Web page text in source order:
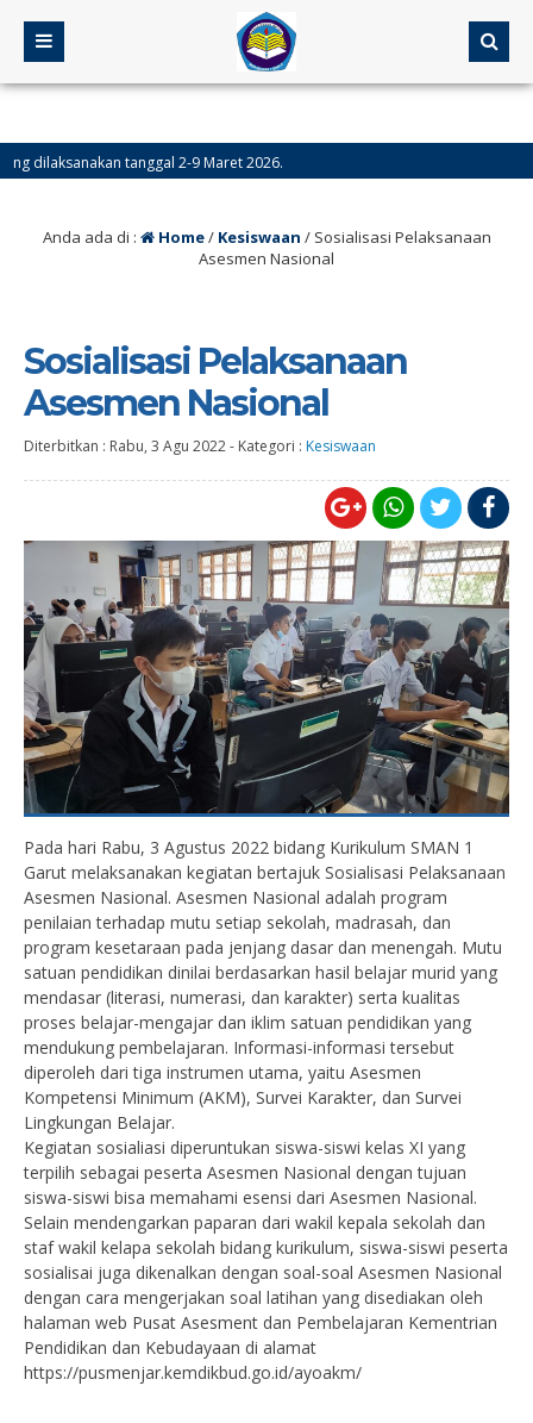
tanggal 2-9 Maret 2026.
1447 H.
Anda ada di : Home/ Kesiswaan / Sosialisasi Pelaksanaan
Asesmen Nasional
Sosialisasi Pelaksanaan
Asesmen Nasional
Diterbitkan : Rabu, 3 Agu 2022- Kategori : Kesiswaan
Pada hari Rabu, 3 Agustus 2022 bidang Kurikulum SMAN 1
Garut melaksanakan kegiatan bertajuk Sosialisasi Pelaksanaan
Asesmen Nasional. Asesmen Nasional adalah program
penilaian terhadap mutu setiap sekolah, madrasah, dan
program kesetaraan pada jenjang dasar dan menengah. Mutu
satuan pendidikan dinilai berdasarkan hasil belajar murid yang
mendasar (literasi, numerasi, dan karakter) serta kualitas
proses belajar-mengajar dan iklim satuan pendidikan yang
mendukung pembelajaran. Informasi-informasi tersebut
diperoleh dari tiga instrumen utama, yaitu Asesmen
Kompetensi Minimum (AKM), Survei Karakter, dan Survei
Lingkungan Belajar.
Kegiatan sosialiasi diperuntukan siswa-siswi kelas XI yang
terpilih sebagai peserta Asesmen Nasional dengan tujuan
siswa-siswi bisa memahami esensi dari Asesmen Nasional.
Selain mendengarkan paparan dari wakil kepala sekolah dan
staf wakil kelapa sekolah bidang kurikulum, siswa-siswi peserta
sosialisai juga dikenalkan dengan soal-soal Asesmen Nasional
dengan cara mengerjakan soal latihan yang disediakan oleh
halaman web Pusat Asesment dan Pembelajaran Kementrian
Pendidikan dan Kebudayaan di alamat
https://pusmenjar.kemdikbud.go.id/ayoakm/